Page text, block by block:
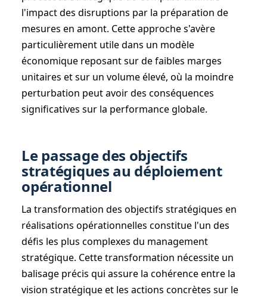
l'impact des disruptions par la préparation de
mesures en amont. Cette approche s'avère
particulièrement utile dans un modèle
économique reposant sur de faibles marges
unitaires et sur un volume élevé, où la moindre
perturbation peut avoir des conséquences
significatives sur la performance globale.
Le passage des objectifs
stratégiques au déploiement
opérationnel
La transformation des objectifs stratégiques en
réalisations opérationnelles constitue l'un des
défis les plus complexes du management
stratégique. Cette transformation nécessite un
balisage précis qui assure la cohérence entre la
vision stratégique et les actions concrètes sur le